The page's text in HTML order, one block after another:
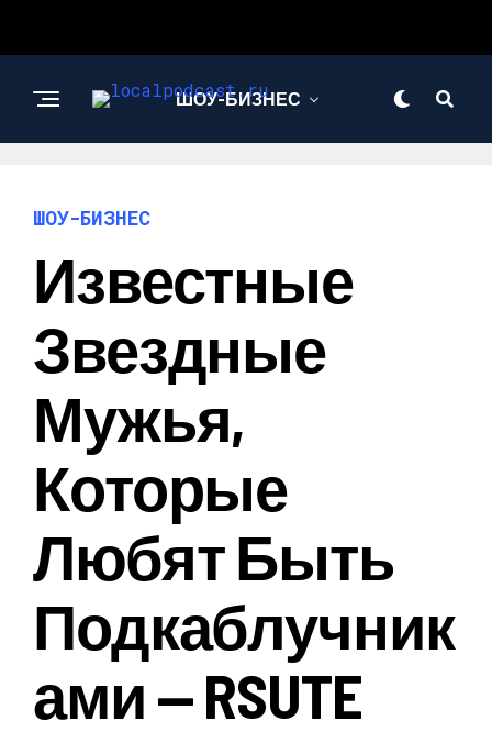
ШОУ-БИЗНЕС
ШОУ-БИЗНЕС
Известные
Звездные
Мужья,
Которые
Любят Быть
Подкаблучник
Ами — RSUTE